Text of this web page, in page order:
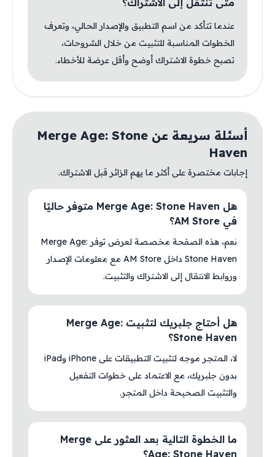
متى تنتقل إلى الاشتراك؟
عندما تتأكد من اسم التطبيق والإصدار الحالي، وتعرف
الخطوات المناسبة للتثبيت من خلال الشروحات،
تصبح خطوة الاشتراك أوضح وأقل عرضة للأخطاء.
أسئلة سريعة عن Merge Age: Stone
Haven
إجابات مختصرة على أكثر ما يهم الزائر قبل الاشتراك.
هل Merge Age: Stone Haven متوفر حاليًا
في AM Store؟
نعم، هذه الصفحة مخصصة لعرض توفر Merge Age:
Stone Haven داخل AM Store مع معلومات الإصدار
وروابط الانتقال إلى الاشتراك والتثبيت.
هل أحتاج جلبريك لتثبيت Merge Age:
Stone Haven؟
لا، المتجر موجه لتثبيت التطبيقات على iPhone وiPad
بدون جلبريك، مع الاعتماد على خطوات التفعيل
والتثبيت الصحيحة داخل المتجر.
ما الخطوة التالية بعد العثور على Merge
Age: Stone Haven؟